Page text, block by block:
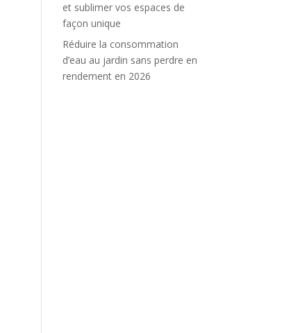
et sublimer vos espaces de
façon unique
Réduire la consommation
d’eau au jardin sans perdre en
rendement en 2026